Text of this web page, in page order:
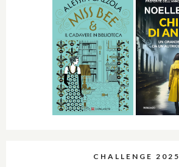
CHALLENGE 2025